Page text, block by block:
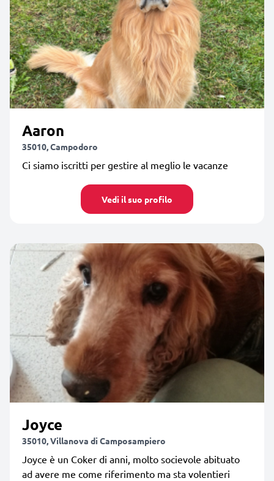
Aaron
35010, Campodoro
Ci siamo iscritti per gestire al meglio le vacanze
Vedi il suo profilo
Joyce
35010, Villanova di Camposampiero
Joyce è un Coker di anni, molto socievole abituato
ad avere me come riferimento ma sta volentieri